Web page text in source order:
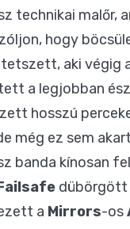
technikai malőr,
hogy
aki végig
a legjobban
hosszú
még ez sem
banda kínosan
dübörgött
a Mirrors-os